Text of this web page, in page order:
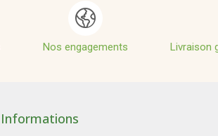
Nos engagements Livraison
Informations